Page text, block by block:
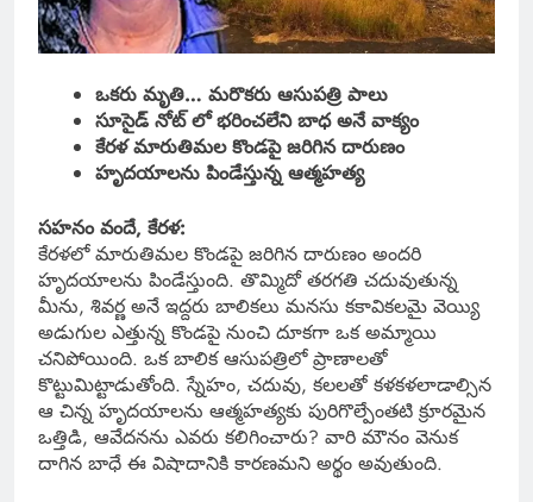
ఒకరు మృతి… మరొకరు ఆసుపత్రి పాలు
సూసైడ్ నోట్ లో భరించలేని బాధ అనే వాక్యం
కేరళ మారుతిమల కొండపై జరిగిన దారుణం
హృదయాలను పిండేస్తున్న ఆత్మహత్య
సహనం వందే, కేరళ:
కేరళలో మారుతిమల కొండపై జరిగిన దారుణం అందరి
హృదయాలను పిండేస్తుంది. తొమ్మిదో తరగతి చదువుతున్న
మీను, శివర్ణ అనే ఇద్దరు బాలికలు మనసు కకావికలమై వెయ్యి
అడుగుల ఎత్తున్న కొండపై నుంచి దూకగా ఒక అమ్మాయి
చనిపోయింది. ఒక బాలిక ఆసుపత్రిలో ప్రాణాలతో
కొట్టుమిట్టాడుతోంది. స్నేహం, చదువు, కలలతో కళకళలాడాల్సిన
ఆ చిన్న హృదయాలను ఆత్మహత్యకు పురిగొల్పేంతటి క్రూరమైన
ఒత్తిడి, ఆవేదనను ఎవరు కలిగించారు? వారి మౌనం వెనుక
దాగిన బాధే ఈ విషాదానికి కారణమని అర్థం అవుతుంది.